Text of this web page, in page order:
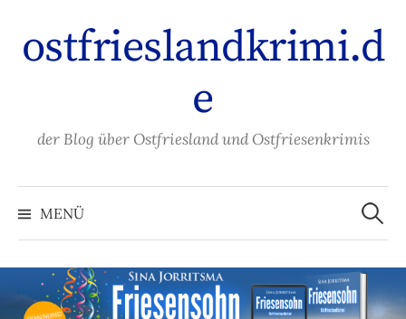
Inhalt
überspringen
ostfrieslandkrimi.d
e
der Blog über Ostfriesland und Ostfriesenkrimis
MENÜ
Suchen
nach: